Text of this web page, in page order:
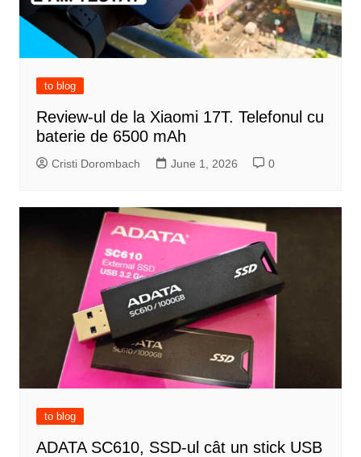
to blog
Review-ul de la Xiaomi 17T. Telefonul cu
baterie de 6500 mAh
Cristi Dorombach June 1, 2026 0
to blog
ADATA SC610, SSD-ul cât un stick USB